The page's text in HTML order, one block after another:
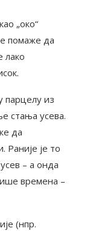
„око“
помаже да
лако
парцелу из
стања усева.
да
Раније је то
– а онда
времена –
(нпр.